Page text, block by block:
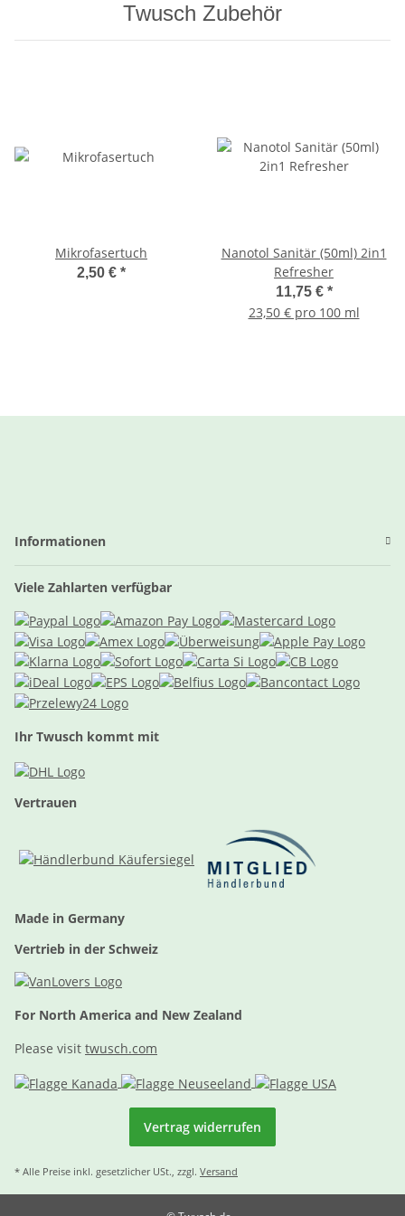
Twusch Zubehör
Mikrofasertuch
2,50 € *
Nanotol Sanitär (50ml) 2in1
Refresher
11,75 € *
23,50 € pro 100 ml
Informationen
Viele Zahlarten verfügbar
Ihr Twusch kommt mit
Vertrauen
Made in Germany
Vertrieb in der Schweiz
For North America and New Zealand
Please visit twusch.com
Vertrag widerrufen
* Alle Preise inkl. gesetzlicher USt., zzgl. Versand